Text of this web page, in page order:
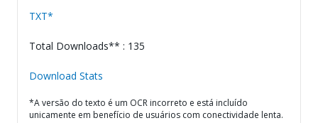
TXT*
Total Downloads** : 135
Download Stats
*A versão do texto é um OCR incorreto e está incluído
unicamente em benefício de usuários com conectividade lenta.